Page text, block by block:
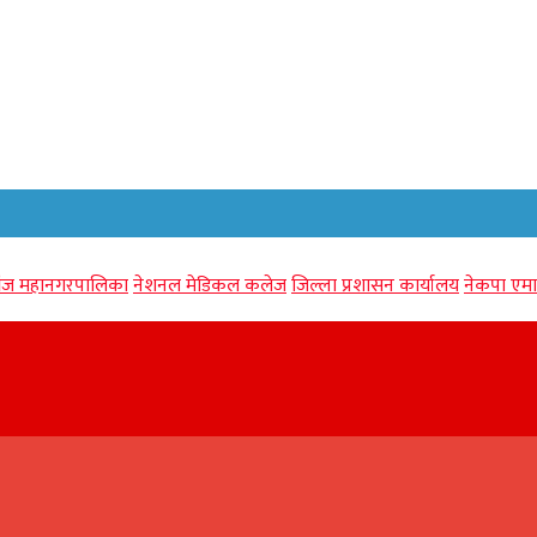
महानगरपालिकानेशनल मेडिकल कलेजजिल्ला प्रशासन कार्यालयनेकपा